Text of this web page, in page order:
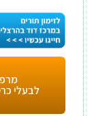
לבעלי